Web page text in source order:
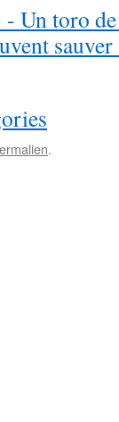
Un toro
.